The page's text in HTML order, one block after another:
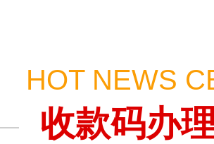
HOT NEWS
收款码办